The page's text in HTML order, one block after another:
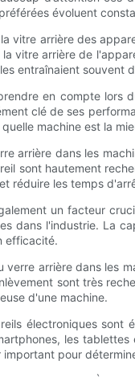
évoluent
vitre arrière des
vitre arrière de
entraînaient souvent
en compte lors
clé de ses
machine est la
arrière dans les
sont hautement
réduire les temps
un facteur
dans l'industrie. La
efficacité.
arrière dans les
sont très
d'une machine.
électroniques sont
les
pour